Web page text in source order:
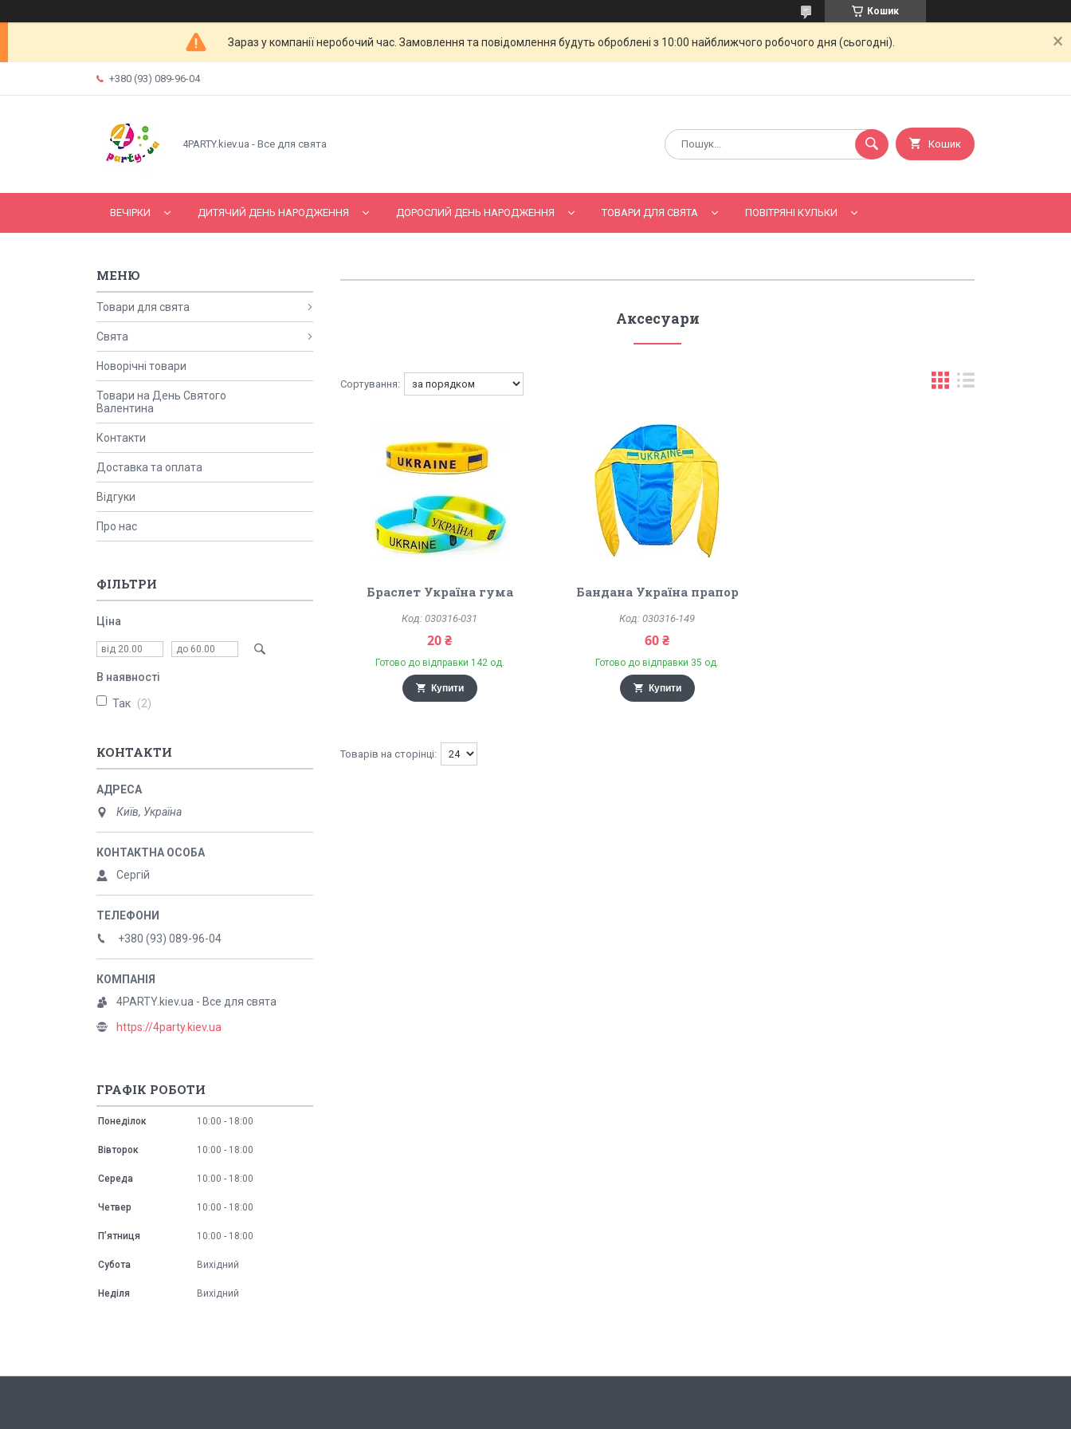
Кошик
Зараз у компанії неробочий час. Замовлення та повідомлення будуть оброблені з 10:00 найближчого робочого дня (сьогодні).
+380 (93) 089-96-04
4PARTY.kiev.ua - Все для свята Кошик
ВЕЧІРКИ ДИТЯЧИЙ ДЕНЬ НАРОДЖЕННЯ ДОРОСЛИЙ ДЕНЬ НАРОДЖЕННЯ ТОВАРИ ДЛЯ СВЯТА ПОВІТРЯНІ КУЛЬКИ
Аксесуари
Браслет Україна гума
030316-031
20 ₴
Готово до відправки 142 од.
Купити
Бандана Україна прапор
030316-149
60 ₴
Готово до відправки 35 од.
Купити
Товари для свята
Свята
Новорічні товари
Товари на День Святого
Валентина
Контакти
Доставка та оплата
Відгуки
Про нас
ФІЛЬТРИ
Ціна
В наявності
Так 2
КОНТАКТИ
Київ, Україна
Сергій
+380 (93) 089-96-04
4PARTY.kiev.ua - Все для свята
https://4party.kiev.ua
ГРАФІК РОБОТИ
Понеділок 10:00 18:00
Вівторок 10:00 18:00
Середа 10:00 18:00
Четвер 10:00 18:00
Пʼятниця 10:00 18:00
Субота Вихідний
Неділя Вихідний